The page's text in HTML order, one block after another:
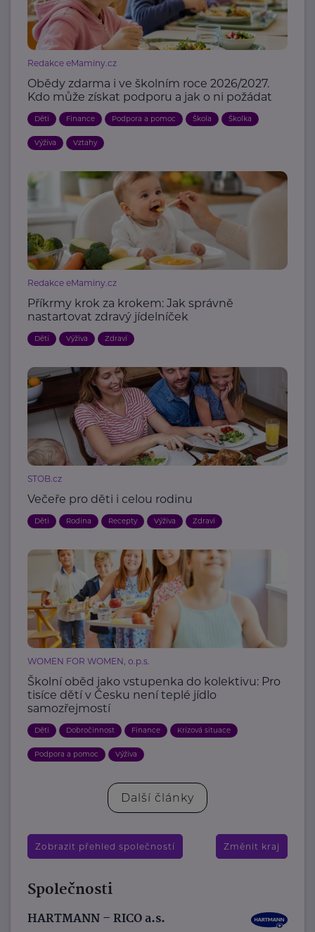
Redakce eMaminy.cz
Obědy zdarma i ve školním roce 2026/2027.
Kdo může získat podporu a jak o ni požádat
Děti Finance Podpora a pomoc Škola Školka
Výživa Vztahy
Redakce eMaminy.cz
Příkrmy krok za krokem: Jak správně
nastartovat zdravý jídelníček
Děti Výživa Zdraví
STOB.cz
Večeře pro děti i celou rodinu
Děti Rodina Recepty Výživa Zdraví
WOMEN FOR WOMEN, o.p.s.
Školní oběd jako vstupenka do kolektivu: Pro
tisíce dětí v Česku není teplé jídlo
samozřejmostí
Děti Dobročinnost Finance Krizová situace
Podpora a pomoc Výživa
Další články
Zobrazit přehled společností Změnit kraj
Společnosti
HARTMANN – RICO a.s.